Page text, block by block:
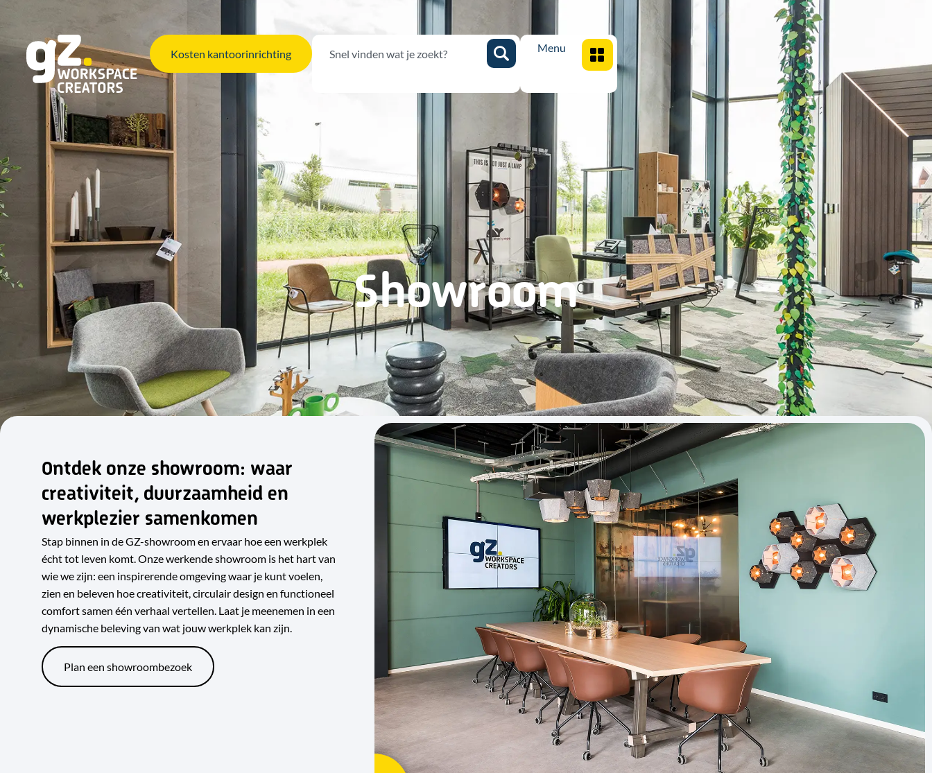
Kosten kantoorinrichting Menu
Showroom
Ontdek onze showroom: waar
creativiteit, duurzaamheid en
werkplezier samenkomen
Stap binnen in de GZ-showroom en ervaar hoe een werkplek
écht tot leven komt. Onze werkende showroom is het hart van
wie we zijn: een inspirerende omgeving waar je kunt voelen,
zien en beleven hoe creativiteit, circulair design en functioneel
comfort samen één verhaal vertellen. Laat je meenemen in een
dynamische beleving van wat jouw werkplek kan zijn.
Plan een showroombezoek